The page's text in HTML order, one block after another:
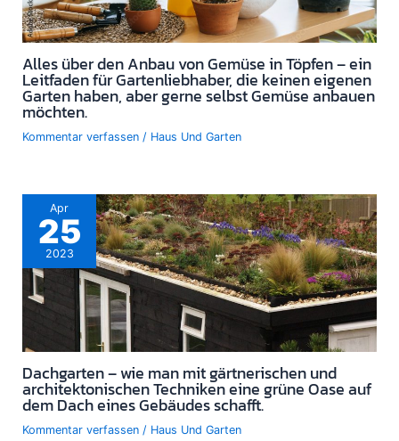
Alles über den Anbau von Gemüse in Töpfen – ein
Leitfaden für Gartenliebhaber, die keinen eigenen
Garten haben, aber gerne selbst Gemüse anbauen
möchten.
Kommentar verfassen / Haus Und Garten
Apr
25
2023
Dachgarten – wie man mit gärtnerischen und
architektonischen Techniken eine grüne Oase auf
dem Dach eines Gebäudes schafft.
Kommentar verfassen / Haus Und Garten